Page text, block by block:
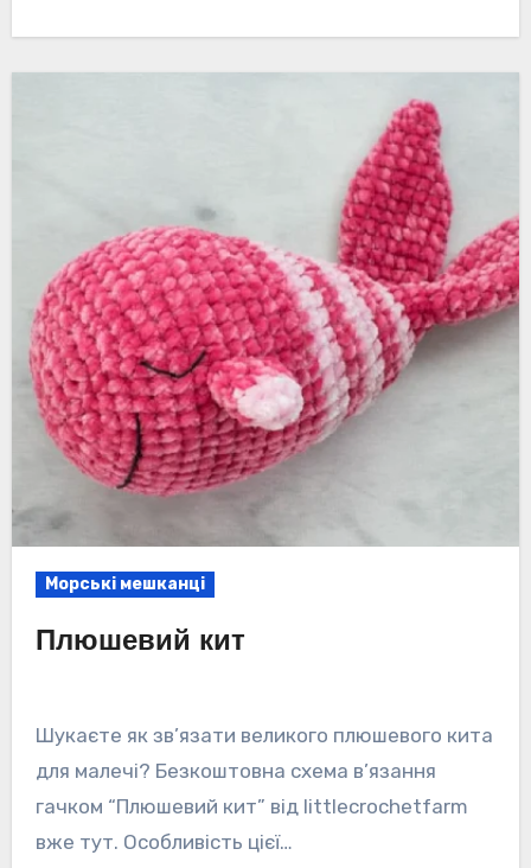
Морські мешканці
Плюшевий кит
Шукаєте як зв’язати великого плюшевого кита
для малечі? Безкоштовна схема в’язання
гачком “Плюшевий кит” від littlecrochetfarm
вже тут. Особливість цієї…